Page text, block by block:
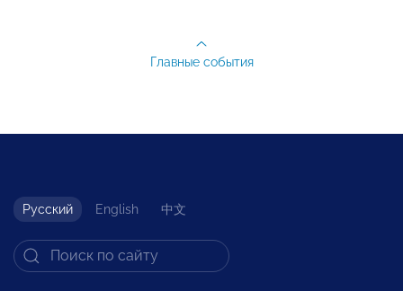
Главные события
Русский English 中文